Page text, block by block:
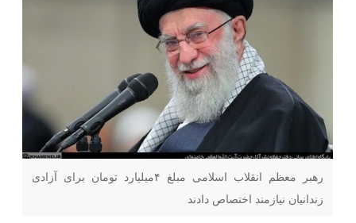
رهبر معظم انقلاب اسلامی مبلغ ۴میلیارد تومان برای آزادی
زندانیان نیازمند اختصاص دادند